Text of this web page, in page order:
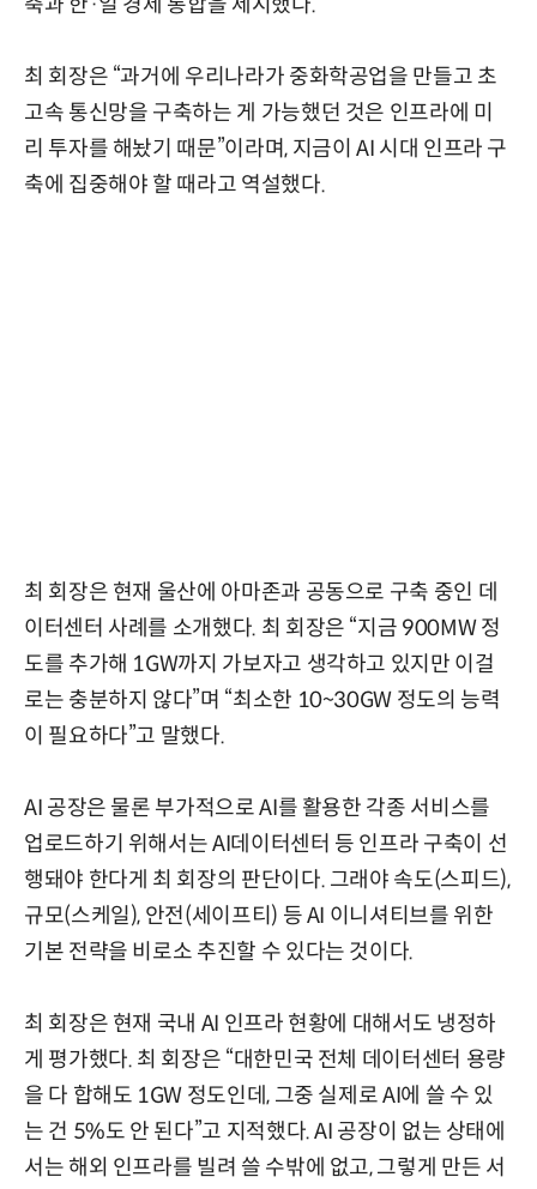
최 회장은 “과거에 우리나라가 중화학공업을 만들고 초
고속 통신망을 구축하는 게 가능했던 것은 인프라에 미
리 투자를 해놨기 때문”이라며, 지금이 AI 시대 인프라 구
축에 집중해야 할 때라고 역설했다.
최 회장은 현재 울산에 아마존과 공동으로 구축 중인 데
이터센터 사례를 소개했다. 최 회장은 “지금 900MW 정
도를 추가해 1GW까지 가보자고 생각하고 있지만 이걸
로는 충분하지 않다”며 “최소한 10~30GW 정도의 능력
이 필요하다”고 말했다.
AI 공장은 물론 부가적으로 AI를 활용한 각종 서비스를
업로드하기 위해서는 AI데이터센터 등 인프라 구축이 선
행돼야 한다게 최 회장의 판단이다. 그래야 속도(스피드),
규모(스케일), 안전(세이프티) 등 AI 이니셔티브를 위한
기본 전략을 비로소 추진할 수 있다는 것이다.
최 회장은 현재 국내 AI 인프라 현황에 대해서도 냉정하
게 평가했다. 최 회장은 “대한민국 전체 데이터센터 용량
을 다 합해도 1GW 정도인데, 그중 실제로 AI에 쓸 수 있
는 건 5%도 안 된다”고 지적했다. AI 공장이 없는 상태에
서는 해외 인프라를 빌려 쓸 수밖에 없고, 그렇게 만든 서